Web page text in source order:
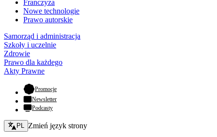
Franczyza
Nowe technologie
Prawo autorskie
Samorząd i administracja
Szkoły i uczelnie
Zdrowie
Prawo dla każdego
Akty Prawne
Promocje- otwiera się w nowej karcie
Newsletter
Podcasty
Zmień język - bieżący:
PL Zmień język strony